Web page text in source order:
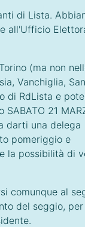
di Lista.
all'Ufficio
(ma non
Vanchiglia, San
di RdLista e
21
darti una delega
pomeriggio e
la possibilità di
comunque al
del seggio, per